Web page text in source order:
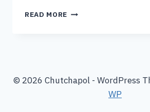
READ MORE 5
ต่อ
© 2026 Chutchapol - WordPress
WP